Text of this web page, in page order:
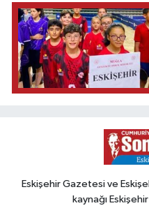
Eskişehir Gazetesi ve
kaynağı